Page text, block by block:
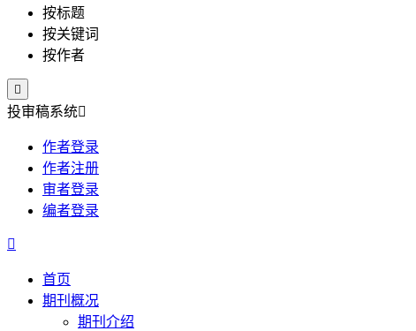
按标题
按关键词
按作者

投审稿系统
作者登录
作者注册
审者登录
编者登录

首页
期刊概况
期刊介绍